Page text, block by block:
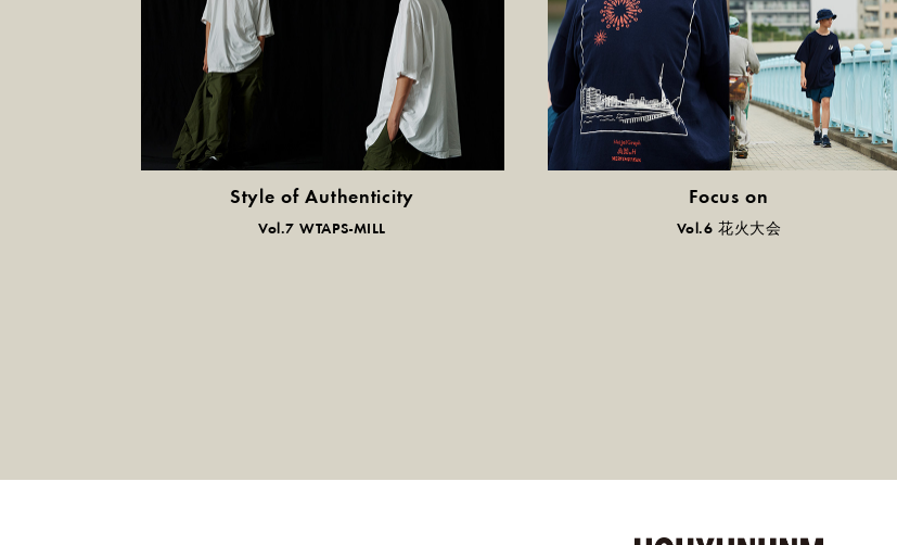
Style of Authenticity
普通の服、普通のスタイル。
Vol.7 WTAPS-MILL
Focus on
気になる服とか人とか。
Vol.6 花火大会